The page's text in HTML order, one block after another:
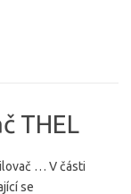
THEL
… V části
se